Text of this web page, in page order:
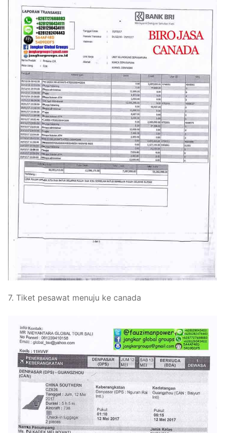
7. Tiket pesawat menuju ke canada